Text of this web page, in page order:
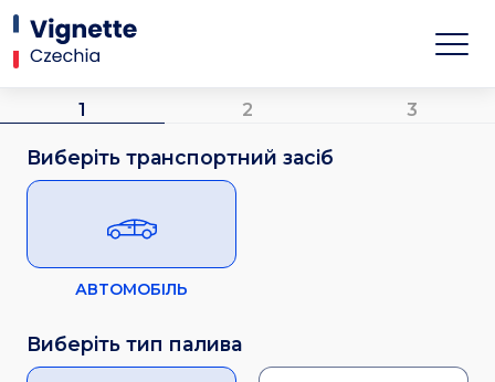
1 2 3
Виберіть транспортний засіб
АВТОМОБІЛЬ
Виберіть тип палива